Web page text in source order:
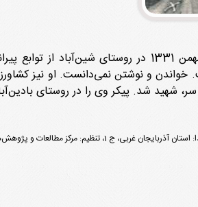
شهید شد. پیکر وی را در روستای
و پژوهش‌های بنیاد شهید و امور ایثارگران، تهران، نشر شاهد، 1395، ص 458.